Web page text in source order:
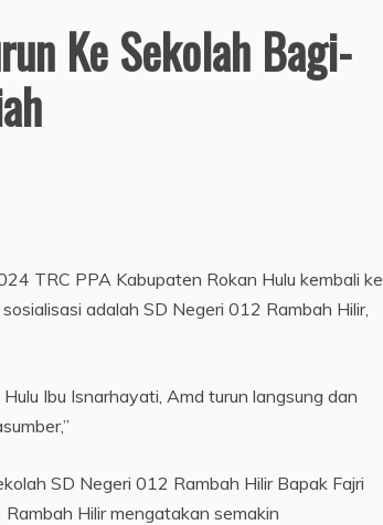
Ke Sekolah Bagi-
TRC PPA Kabupaten Rokan Hulu kembali ke
adalah SD Negeri 012 Rambah Hilir,
Ibu Isnarhayati, Amd turun langsung dan
SD Negeri 012 Rambah Hilir Bapak Fajri
Hilir mengatakan semakin